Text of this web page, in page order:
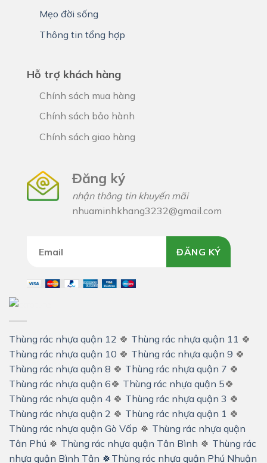
Mẹo đời sống
Thông tin tổng hợp
Hỗ trợ khách hàng
Chính sách mua hàng
Chính sách bảo hành
Chính sách giao hàng
Đăng ký
nhận thông tin khuyến mãi
nhuaminhkhang3232@gmail.com
ĐĂNG KÝ
Thùng rác nhựa quận 12 🍀 Thùng rác nhựa quận 11 🍀
Thùng rác nhựa quận 10 🍀 Thùng rác nhựa quận 9 🍀
Thùng rác nhựa quận 8 🍀 Thùng rác nhựa quận 7 🍀
Thùng rác nhựa quận 6🍀 Thùng rác nhựa quận 5🍀
Thùng rác nhựa quận 4 🍀 Thùng rác nhựa quận 3 🍀
Thùng rác nhựa quận 2 🍀 Thùng rác nhựa quận 1 🍀
Thùng rác nhựa quận Gò Vấp 🍀 Thùng rác nhựa quận
Tân Phú 🍀 Thùng rác nhựa quận Tân Bình 🍀 Thùng rác
nhựa quận Bình Tân 🍀 Thùng rác nhựa quận Phú Nhuận